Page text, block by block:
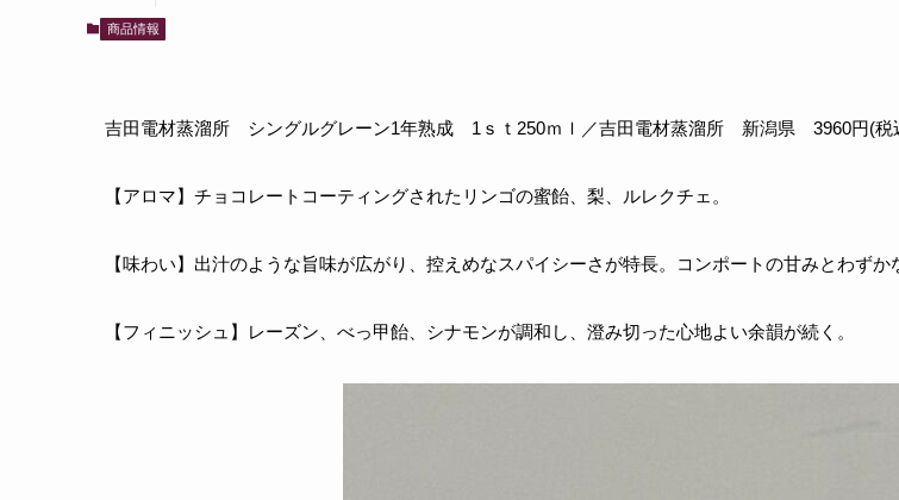
商品情報
吉田電材蒸溜所 シングルグレーン1年熟成 1ｓｔ250ｍｌ／吉田電材蒸溜所 新潟県 3960円(税
【アロマ】チョコレートコーティングされたリンゴの蜜飴、梨、ルレクチェ。
【味わい】出汁のような旨味が広がり、控えめなスパイシーさが特長。コンポートの甘みとわずか
【フィニッシュ】レーズン、べっ甲飴、シナモンが調和し、澄み切った心地よい余韻が続く。